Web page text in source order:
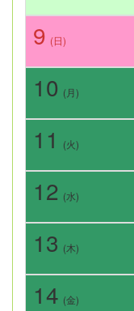
9 (日)
10 (月)
11 (火)
12 (水)
13 (木)
14 (金)